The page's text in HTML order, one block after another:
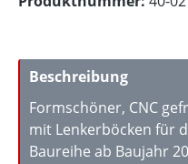
Beschreibung
Formschöner, CNC
mit Lenkerböcken für
Baureihe ab Baujahr